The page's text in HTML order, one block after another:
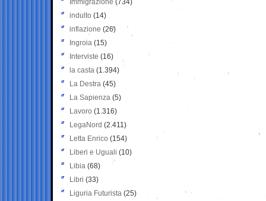
Immigrazione (734)
indulto (14)
inflazione (26)
Ingroia (15)
Interviste (16)
la casta (1.394)
La Destra (45)
La Sapienza (5)
Lavoro (1.316)
LegaNord (2.411)
Letta Enrico (154)
Liberi e Uguali (10)
Libia (68)
Libri (33)
Liguria Futurista (25)